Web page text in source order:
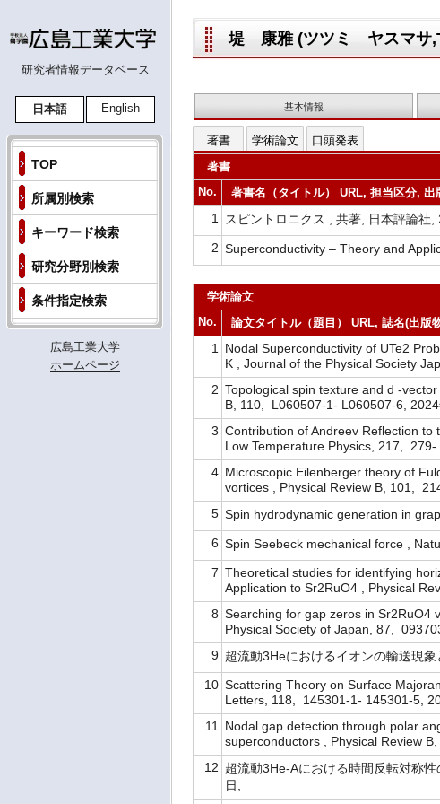
研究者情報データベース
日本語 English
TOP
所属別検索
キーワード検索
研究分野別検索
条件指定検索
広島工業大学
ホームページ
堤 康雅 (ツツミ ヤスマサ
基本情報
著書 学術論文
口頭発表
著書
No.
著書名（タイトル） URL, 担当区分,
1
スピントロニクス , 共著, 日本評論社
2 Superconductivity – Theory and
学術論文
No.
論文タイトル（題目） URL, 誌名(出版
1
Nodal Superconductivity of UTe2
K , Journal of the Physical Society
2 Topological spin texture and d -
B, 110, L060507-1- L060507-6,
3 Contribution of Andreev Reflection
Low Temperature Physics, 217,
4 Microscopic Eilenberger theory of
vortices , Physical Review B, 101,
5 Spin hydrodynamic generation in
6 Spin Seebeck mechanical force ,
7 Theoretical studies for identifying
Application to Sr2RuO4 , Physical
8 Searching for gap zeros in Sr2RuO4
Physical Society of Japan, 87,
9 超流動3Heにおけるイオンの輸送現
10 Scattering Theory on Surface
Letters, 118, 145301-1- 145301-5,
11
Nodal gap detection through polar
superconductors , Physical Review
12 超流動3He-Aにおける時間反転対称
日,